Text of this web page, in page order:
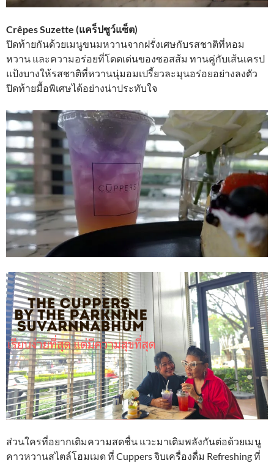
Crêpes Suzette (แคร็ปซูว์แซ็ต)
ปิดท้ายกันด้วยเมนูขนมหวานจากฝรั่งเศษกับรสชาติที่หอม
หวาน และความอร่อยที่โดดเด่นของซอสส้ม ทานคู่กับเส้นเครป
แป้งบางให้รสชาติที่หวานนุ่มอมเปรี้ยวละมุนอร่อยอย่างลงตัว
ปิดท้ายมื้อพิเศษได้อย่างน่าประทับใจ
ส่วนใครที่อยากเติมความสดชื่น แวะมาเติมพลังกันต่อด้วยเมนู
คาวหวานสไตล์โฮมเมด ที่ Cuppers จิบเครื่องดื่ม Refreshing ที่